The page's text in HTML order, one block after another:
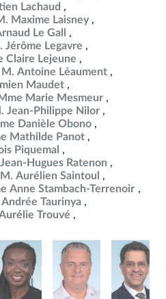
Lachaud
Maxime Laisney
Le Gall
Jérôme Legavre
Claire Lejeune
M. Antoine Léaument
Maudet
Mme Marie Mesmeur
Jean-Philippe Nilor
Danièle Obono
Mathilde Panot
Piquemal
Hugues Ratenon
M. Aurélien Saintoul
Anne Stambach-Terrenoir
Taurinya
Trouvé